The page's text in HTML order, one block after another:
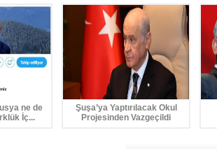
ne de
İç...
Şuşa’ya Yaptırılacak Okul
Projesinden Vazgeçildi